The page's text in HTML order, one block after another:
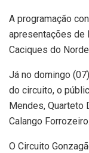
A programação
apresentações de
Caciques do
Já no domingo
do circuito, o
Mendes, Quarteto
Calango Forrozeiro.
O Circuito